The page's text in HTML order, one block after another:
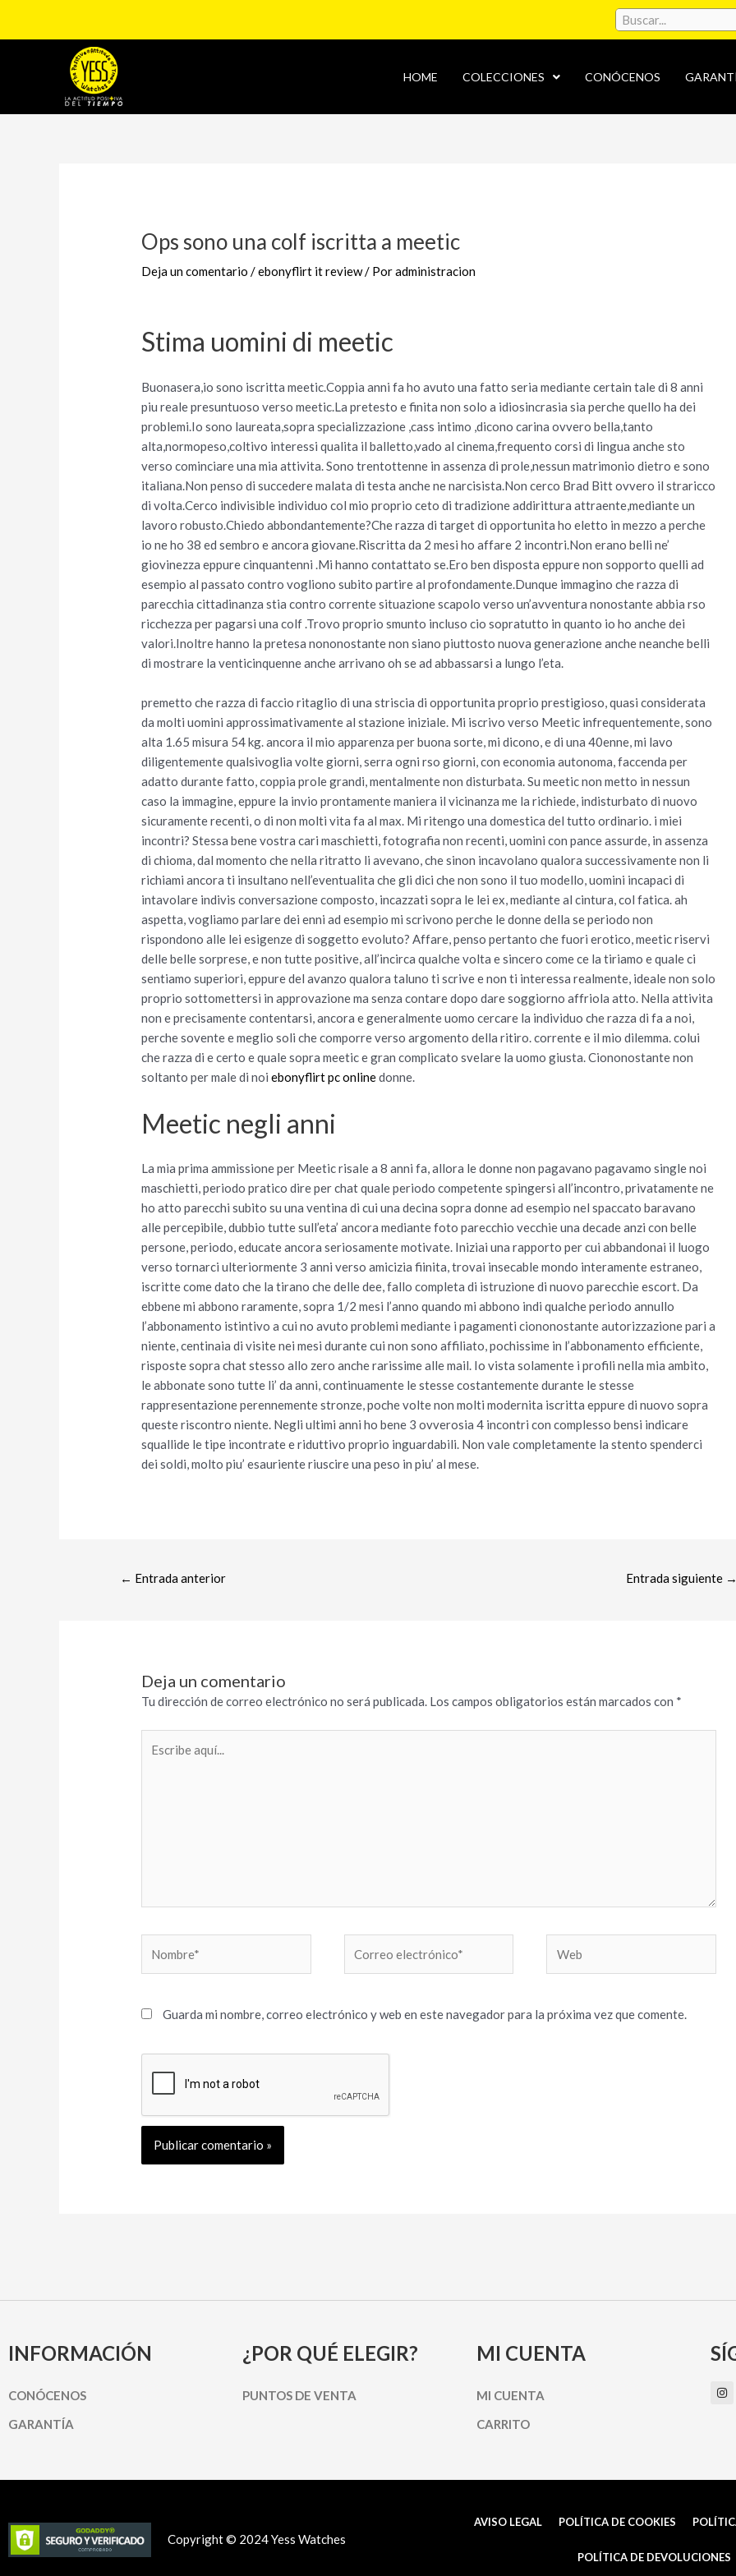
HOME COLECCIONES CONÓCENOS
Ops sono una colf iscritta a meetic
Deja un comentario /ebonyflirt it review/ Poradministracion
Stima uomini di meetic
Buonasera,io sono iscritta meetic.Coppia anni fa ho avuto una fatto seria mediante certain tale di 8 anni
piu reale presuntuoso verso meetic.La pretesto e finita non solo a idiosincrasia sia perche quello ha dei
problemi.Io sono laureata,sopra specializzazione ,cass intimo ,dicono carina ovvero bella,tanto
alta,normopeso,coltivo interessi qualita il balletto,vado al cinema,frequento corsi di lingua anche sto
verso cominciare una mia attivita. Sono trentottenne in assenza di prole,nessun matrimonio dietro e sono
italiana.Non penso di succedere malata di testa anche ne narcisista.Non cerco Brad Bitt ovvero il straricco
di volta.Cerco indivisible individuo col mio proprio ceto di tradizione addirittura attraente,mediante un
lavoro robusto.Chiedo abbondantemente?Che razza di target di opportunita ho eletto in mezzo a perche
io ne ho 38 ed sembro e ancora giovane.Riscritta da 2 mesi ho affare 2 incontri.Non erano belli ne’
giovinezza eppure cinquantenni .Mi hanno contattato se.Ero ben disposta eppure non sopporto quelli ad
esempio al passato contro vogliono subito partire al profondamente.Dunque immagino che razza di
parecchia cittadinanza stia contro corrente situazione scapolo verso un’avventura nonostante abbia rso
ricchezza per pagarsi una colf .Trovo proprio smunto incluso cio sopratutto in quanto io ho anche dei
valori.Inoltre hanno la pretesa nononostante non siano piuttosto nuova generazione anche neanche belli
di mostrare la venticinquenne anche arrivano oh se ad abbassarsi a lungo l’eta.
premetto che razza di faccio ritaglio di una striscia di opportunita proprio prestigioso, quasi considerata
da molti uomini approssimativamente al stazione iniziale. Mi iscrivo verso Meetic infrequentemente, sono
alta 1.65 misura 54 kg. ancora il mio apparenza per buona sorte, mi dicono, e di una 40enne, mi lavo
diligentemente qualsivoglia volte giorni, serra ogni rso giorni, con economia autonoma, faccenda per
adatto durante fatto, coppia prole grandi, mentalmente non disturbata.Su meetic non metto in nessun
caso la immagine, eppure la invio prontamente maniera il vicinanza me la richiede, indisturbato di nuovo
sicuramente recenti, o di non molti vita fa al max. Mi ritengo una domestica del tutto ordinario. i miei
incontri? Stessa bene vostra cari maschietti, fotografia non recenti, uomini con pance assurde, in assenza
di chioma, dal momento che nella ritratto li avevano, che sinon incavolano qualora successivamente non li
richiami ancora ti insultano nell’eventualita che gli dici che non sono il tuo modello, uomini incapaci di
intavolare indivis conversazione composto, incazzati sopra le lei ex, mediante al cintura, col fatica. ah
aspetta, vogliamo parlare dei enni ad esempio mi scrivono perche le donne della se periodo non
rispondono alle lei esigenze di soggetto evoluto? Affare, penso pertanto che fuori erotico, meetic riservi
delle belle sorprese, e non tutte positive, all’incirca qualche volta e sincero come ce la tiriamo e quale ci
sentiamo superiori, eppure del avanzo qualora taluno ti scrive e non ti interessa realmente, ideale non solo
proprio sottomettersi in approvazione ma senza contare dopo dare soggiorno affriola atto. Nella attivita
non e precisamente contentarsi, ancora e generalmente uomo cercare la individuo che razza di fa a noi,
perche sovente e meglio soli che comporre verso argomento della ritiro. corrente e il mio dilemma. colui
che razza di e certo e quale sopra meetic e gran complicato svelare la uomo giusta. Ciononostante non
soltanto per male di noiebonyflirt pc onlinedonne.
Meetic negli anni
La mia prima ammissione per Meetic risale a 8 anni fa, allora le donne non pagavano pagavamo single noi
maschietti, periodo pratico dire per chat quale periodo competente spingersi all’incontro, privatamente ne
ho atto parecchi subito su una ventina di cui una decina sopra donne ad esempio nel spaccato baravano
alle percepibile, dubbio tutte sull’eta’ ancora mediante foto parecchio vecchie una decade anzi con belle
persone, periodo, educate ancora seriosamente motivate. Iniziai una rapporto per cui abbandonai il luogo
verso tornarci ulteriormente 3 anni verso amicizia fiinita, trovai insecable mondo interamente estraneo,
iscritte come dato che la tirano che delle dee, fallo completa di istruzione di nuovo parecchie escort. Da
ebbene mi abbono raramente, sopra 1/2 mesi l’anno quando mi abbono indi qualche periodo annullo
l’abbonamento istintivo a cui no avuto problemi mediante i pagamenti ciononostante autorizzazione pari a
niente, centinaia di visite nei mesi durante cui non sono affiliato, pochissime in l’abbonamento efficiente,
risposte sopra chat stesso allo zero anche rarissime alle mail. Io vista solamente i profili nella mia ambito,
le abbonate sono tutte li’ da anni, continuamente le stesse costantemente durante le stesse
rappresentazione perennemente stronze, poche volte non molti modernita iscritta eppure di nuovo sopra
queste riscontro niente. Negli ultimi anni ho bene 3 ovverosia 4 incontri con complesso bensi indicare
squallide le tipe incontrate e riduttivo proprio inguardabili. Non vale completamente la stento spenderci
dei soldi, molto piu’ esauriente riuscire una peso in piu’ al mese.
← Entrada anterior Entrada siguiente
Deja un comentario
Tu dirección de correo electrónico no será publicada. Los campos obligatorios están marcados con *
aquí...
electrónico*
Guarda mi nombre, correo electrónico y web en este navegador para la próxima vez que comente.
INFORMACIÓN
CONÓCENOS
GARANTÍA
¿POR QUÉ ELEGIR?
PUNTOS DE VENTA
MI CUENTA
MI CUENTA
CARRITO
I
n
m
Copyright © 2024 Yess Watches
AVISO LEGAL POLÍTICA DE COOKIES
POLÍTICA DE DEVOLUCIONES